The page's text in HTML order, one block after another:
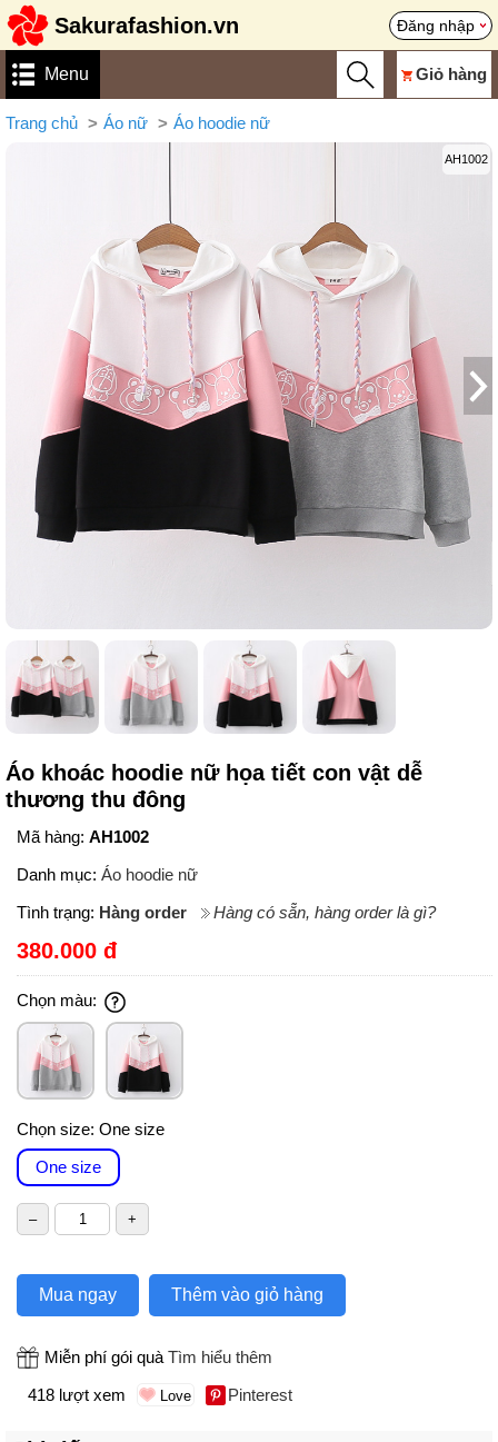
Sakurafashion.vn Đăng nhập
Menu Giỏ hàng
Trang chủ Áo nữ Áo hoodie nữ
AH1002
Áo khoác hoodie nữ họa tiết con vật dễ
thương thu đông
Mã hàng: AH1002
Danh mục: Áo hoodie nữ
Tình trạng: Hàng order Hàng có sẵn, hàng order là gì?
380.000 đ
Chọn màu:
Chọn size: One size
One size
Mua ngay Thêm vào giỏ hàng
Miễn phí gói quà Tìm hiểu thêm
418 lượt xem
Pinterest